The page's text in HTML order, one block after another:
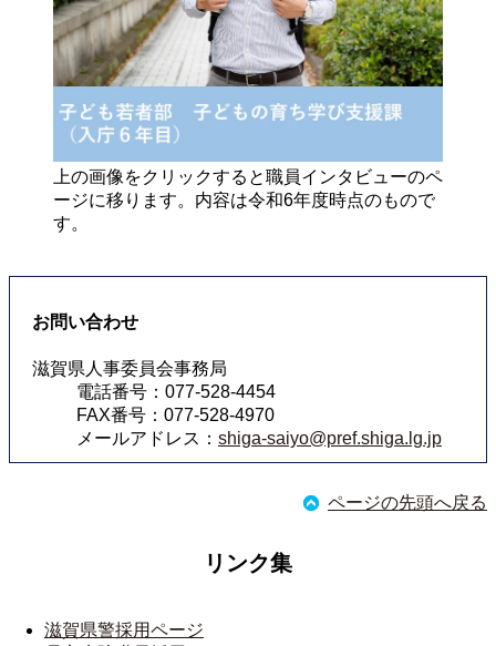
上の画像をクリックすると職員インタビューのペ
ージに移ります。内容は令和6年度時点のもので
す。
お問い合わせ
滋賀県人事委員会事務局
電話番号：077-528-4454
FAX番号：077-528-4970
メールアドレス： shiga-saiyo@pref.shiga.lg.jp
ページの先頭へ戻る
リンク集
滋賀県警採用ページ